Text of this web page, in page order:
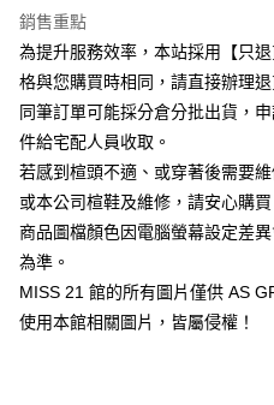
聯邦商業銀行
元大商業銀行
台新國際商業銀行
台灣樂天信用卡公司
匯豐（台灣）商業銀行
聯邦商業銀行
元大商業銀行
玉山商業銀行
台新國際商業銀行
台灣樂天信用卡公司
國泰世華商業銀行
臺灣中小企業銀行
匯豐（台灣）商業銀行
聯邦商業銀行
元大商業銀行
玉山商業銀行
台新國際商業銀行
街口支付
悠遊付
Google Pay
ATM付款
運送方式
宅配
免運費
銷售重點
為提升服務效率，本站採用【只
格與您購買時相同，請直接辦理
同筆訂單可能採分倉分批出貨，
件給宅配人員收取。
若感到楦頭不適、或穿著後需要
或本公司楦鞋及維修，請安心購買
商品圖檔顏色因電腦螢幕設定差
為準。
MISS 21 館的所有圖片僅供 AS
使用本館相關圖片，皆屬侵權！